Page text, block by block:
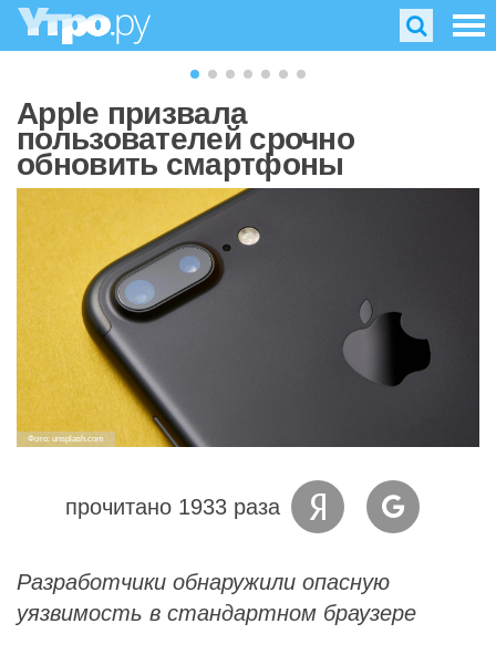
Apple призвала
пользователей срочно
обновить смартфоны
Фото: unsplash.com
прочитано 1933 раза
Разработчики обнаружили опасную
уязвимость в стандартном браузере